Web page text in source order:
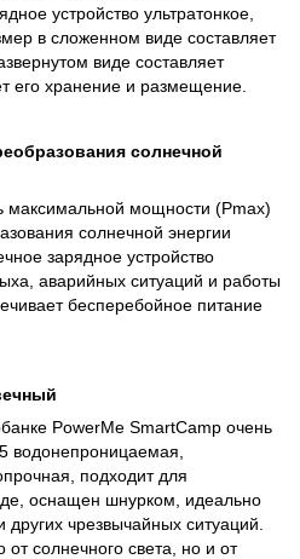
устройство ультратонкое,
в сложенном виде составляет
виде составляет
его хранение и размещение.
солнечной
максимальной мощности (Pmax)
солнечной энергии
зарядное устройство
аварийных ситуаций и работы
бесперебойное питание
PowerMe SmartCamp очень
водонепроницаемая,
подходит для
оснащен шнурком, идеально
чрезвычайных ситуаций.
солнечного света, но и от